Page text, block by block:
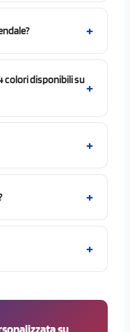
colori disponibili su